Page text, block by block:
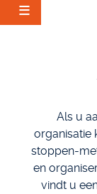
Als u
organisatie
stoppen-
en
vindt u